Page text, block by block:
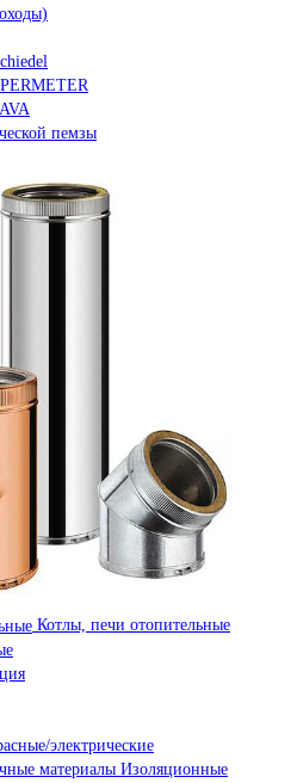
пемзы
Котлы, печи отопительные
электрические
Изоляционные